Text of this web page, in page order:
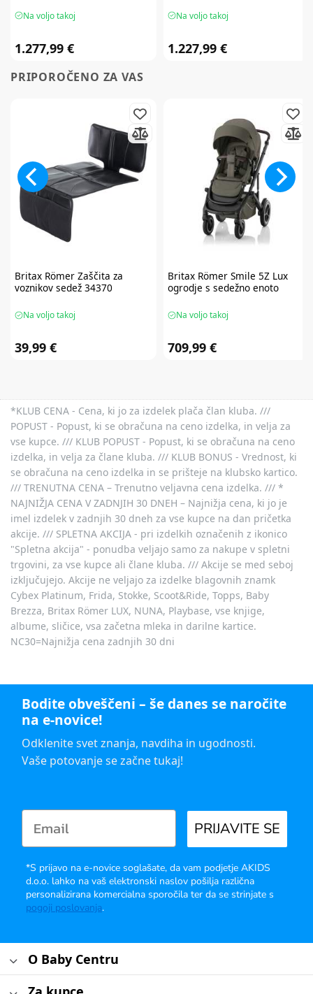
Na voljo takoj
1.277,99 €
Na voljo takoj
1.227,99 €
PRIPOROČENO ZA VAS
Britax RömerZaščita za
voznikov sedež 34370
Na voljo takoj
39,99 €
Britax RömerSmile 5Z Lux
ogrodje s sedežno enoto
Na voljo takoj
709,99 €
*KLUB CENA - Cena, ki jo za izdelek plača član kluba. ///
POPUST - Popust, ki se obračuna na ceno izdelka, in velja za
vse kupce. /// KLUB POPUST - Popust, ki se obračuna na ceno
izdelka, in velja za člane kluba. /// KLUB BONUS - Vrednost, ki
se obračuna na ceno izdelka in se prišteje na klubsko kartico.
/// TRENUTNA CENA – Trenutno veljavna cena izdelka. /// *
NAJNIŽJA CENA V ZADNJIH 30 DNEH – Najnižja cena, ki jo je
imel izdelek v zadnjih 30 dneh za vse kupce na dan pričetka
akcije. /// SPLETNA AKCIJA - pri izdelkih označenih z ikonico
"Spletna akcija" - ponudba veljajo samo za nakupe v spletni
trgovini, za vse kupce ali člane kluba. /// Akcije se med seboj
izključujejo. Akcije ne veljajo za izdelke blagovnih znamk
Cybex Platinum, Frida, Stokke, Scoot&Ride, Topps, Baby
Brezza, Britax Römer LUX, NUNA, Playbase, vse knjige,
albume, sličice, vsa začetna mleka in darilne kartice.
NC30=Najnižja cena zadnjih 30 dni
Bodite obveščeni – še danes se naročite
na e-novice!
Odklenite svet znanja, navdiha in ugodnosti.
Vaše potovanje se začne tukaj!
PRIJAVITE SE
*S prijavo na e-novice soglašate, da vam podjetje AKIDS
d.o.o. lahko na vaš elektronski naslov pošilja različna
personalizirana komercialna sporočila ter da se strinjate s
pogoji poslovanja.
O Baby Centru